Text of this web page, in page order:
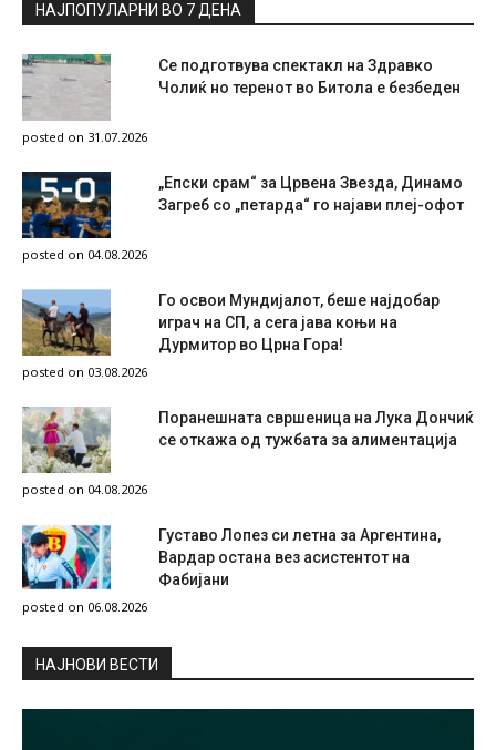
НАЈПОПУЛАРНИ ВО 7 ДЕНА
Се подготвува спектакл на Здравко
Чолиќ но теренот во Битола е безбеден
posted on 31.07.2026
„Епски срам“ за Црвена Звезда, Динамо
Загреб со „петарда“ го најави плеј-офот
posted on 04.08.2026
Го освои Мундијалот, беше најдобар
играч на СП, а сега јава коњи на
Дурмитор во Црна Гора!
posted on 03.08.2026
Поранешната свршеница на Лука Дончиќ
се откажа од тужбата за алиментација
posted on 04.08.2026
Густаво Лопез си летна за Аргентина,
Вардар остана вез асистентот на
Фабијани
posted on 06.08.2026
НAЈНОВИ ВЕСТИ